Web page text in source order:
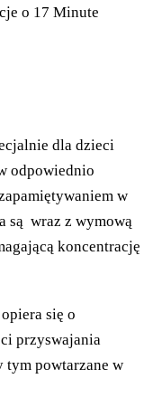
o 17 Minute
dla dzieci
odpowiednio
w
są wraz z wymową
koncentrację
się o
przyswajania
tym powtarzane w